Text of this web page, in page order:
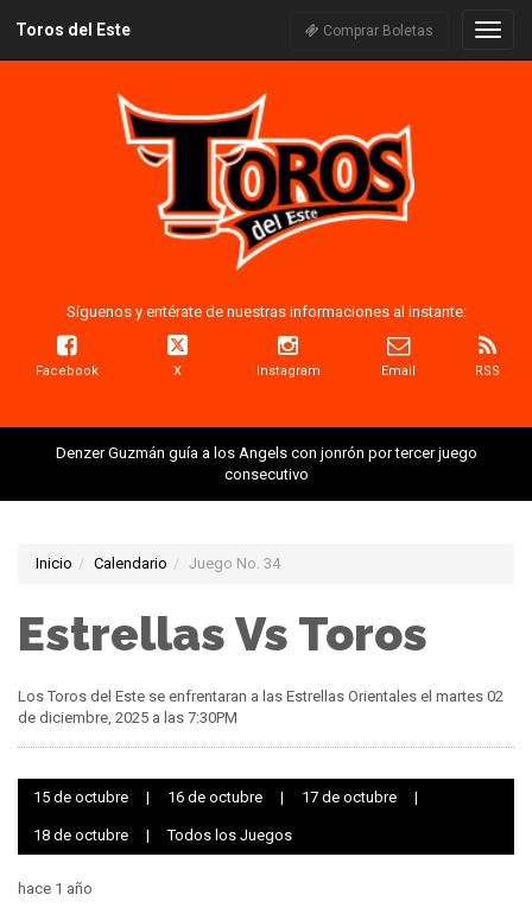
Toros del Este Comprar Boletas
Síguenos y entérate de nuestras informaciones al instante:
Facebook X Instagram Email RSS
Denzer Guzmán guía a los Angels con jonrón por tercer juego
consecutivo
Inicio Calendario Juego No. 34
Estrellas Vs Toros
Los Toros del Este se enfrentaran a las Estrellas Orientales el martes 02
de diciembre, 2025 a las 7:30PM
15 de octubre | 16 de octubre | 17 de octubre |
18 de octubre | Todos los Juegos
hace 1 año